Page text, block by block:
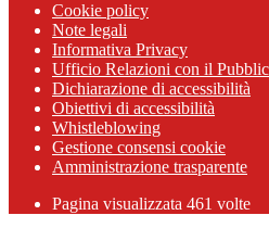
Cookie policy
Note legali
Informativa Privacy
Ufficio Relazioni con il
Dichiarazione di accessibilità
Obiettivi di accessibilità
Whistleblowing
Gestione consensi cookie
Amministrazione trasparente
Pagina visualizzata 461 volte